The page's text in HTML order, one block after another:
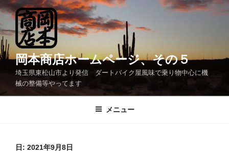
テ
ン
ツ
キ
岡本商店ホームページ、その５
埼玉県東松山市より発信 ダートバイク屋風味で乗り物中心に機
械の整備等やってます
メニュー
日: 2021年9月8日